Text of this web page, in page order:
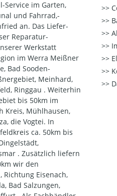
Service im Garten,
und Fahrrad,-
an. Das Liefer-
Reparatur-
Werkstatt
im Werra Meißner
Bad Sooden-
Meinhard,
Ringgau . Weiterhin
bis 50km im
Kreis, Mühlhausen,
die Vogtei. In
ca. 50km bis
. Zusätzlich liefern
wir den
Richtung Eisenach,
Bad Salzungen,